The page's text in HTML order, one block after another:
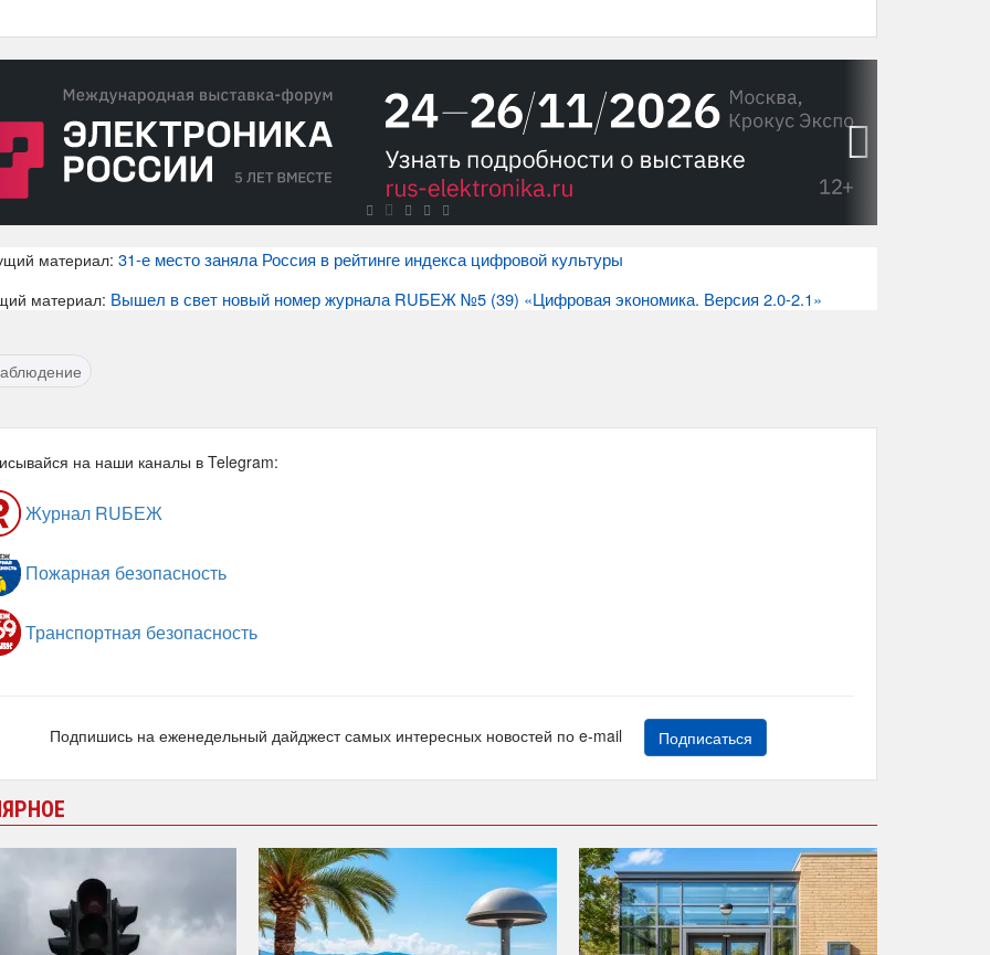
материал: 31-е место заняла Россия в рейтинге индекса цифровой культуры
материал: Вышел в свет новый номер журнала RUБЕЖ №5 (39) «Цифровая экономика. Версия 2.0-2.1»
на наши каналы в Telegram:
Журнал RUБЕЖ
Пожарная безопасность
Транспортная безопасность
Подпишись на еженедельный дайджест самых интересных новостей по e-mail Подписаться